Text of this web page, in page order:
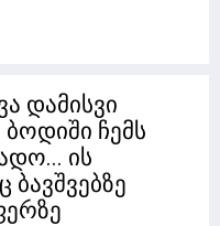
დამისვი
ჩემს
ის